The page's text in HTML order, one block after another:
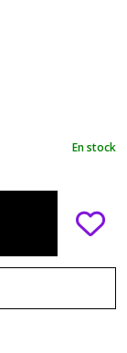
En stock